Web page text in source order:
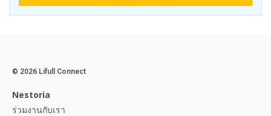
© 2026 Lifull Connect
Nestoria
ร่วมงานกับเรา